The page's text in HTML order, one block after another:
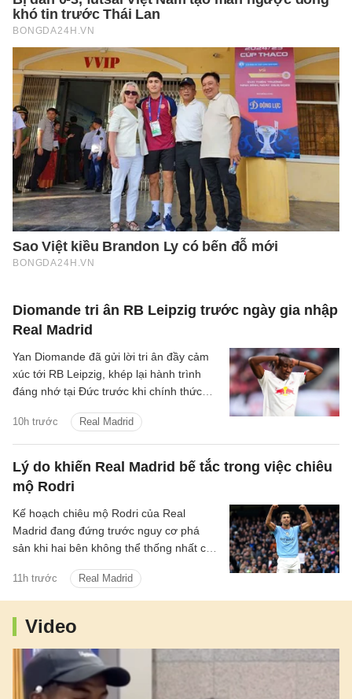
Diomande tri ân RB Leipzig trước ngày gia nhập
Real Madrid
10h trước Real Madrid
Yan Diomande đã gửi lời tri ân đầy cảm
xúc tới RB Leipzig, khép lại hành trình
đáng nhớ tại Đức trước khi chính thức
Madrid.
Lý do khiến Real Madrid bế tắc trong việc chiêu
mộ Rodri
11h trước Real Madrid
Kế hoạch chiêu mộ Rodri của Real
Madrid đang đứng trước nguy cơ phá
sản khi hai bên không thể thống nhất các
nhượng.
Video